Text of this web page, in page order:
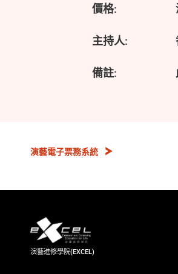
價格:
主持人:
備註:
演藝電子票務系統
演藝進修學院(EXCEL)